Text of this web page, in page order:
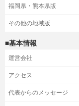
福岡県・熊本県版
その他の地域版
■基本情報
運営会社
アクセス
代表からのメッセージ